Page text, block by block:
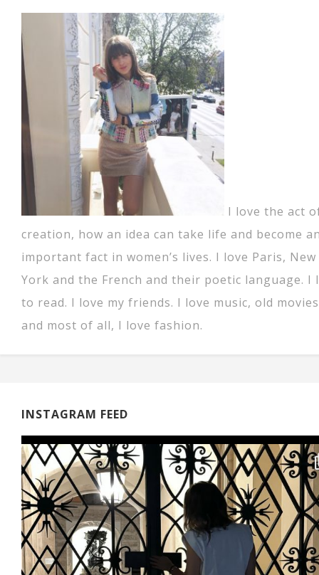
I love the act
creation, how an idea can take life and become
important fact in women’s lives. I love Paris, New
York and the French and their poetic language. I
to read. I love my friends. I love music, old movies
and most of all, I love fashion.
INSTAGRAM FEED